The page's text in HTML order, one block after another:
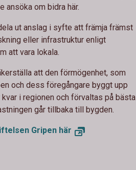
ansöka om bidra här.
ut anslag i syfte att främja främst
eller infrastruktur enligt
att vara lokala.
att den förmögenhet, som
och dess föregångare byggt upp
i regionen och förvaltas på bästa
går tillbaka till bygden.
Gripen här